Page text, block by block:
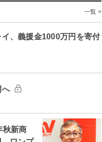
一覧 >
イ、義援金1000万円を寄付
へ
秋新商